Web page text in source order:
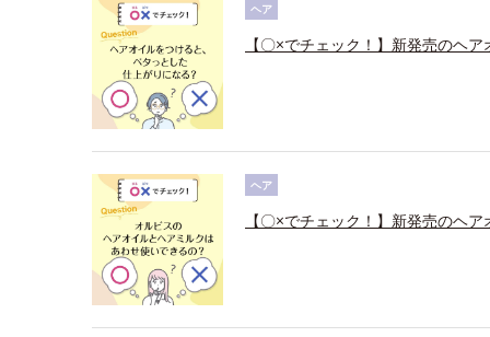
ヘア
【〇×でチェック！】新発売のヘ
ヘア
【〇×でチェック！】新発売のヘ